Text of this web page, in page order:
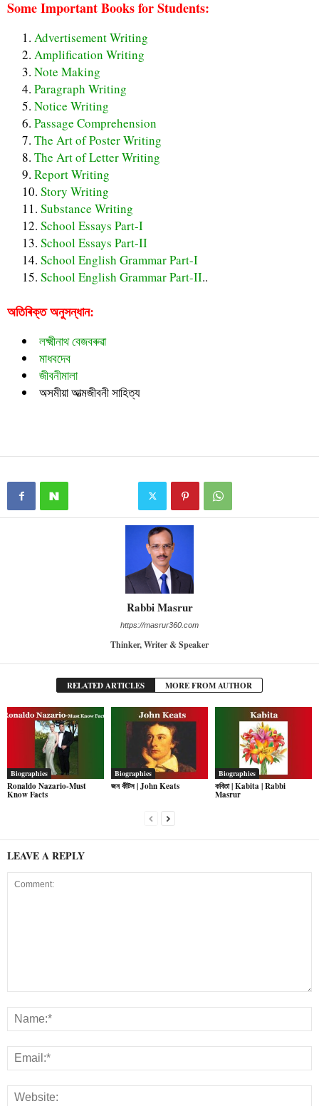
Some Important Books for Students:
Advertisement Writing
Amplification Writing
Note Making
Paragraph Writing
Notice Writing
Passage Comprehension
The Art of Poster Writing
The Art of Letter Writing
Report Writing
Story Writing
Substance Writing
School Essays Part-I
School Essays Part-II
School English Grammar Part-I
School English Grammar Part-II..
অতিৰিক্ত অনুসন্ধান:
লক্ষ্মীনাথ বেজবৰুৱা
মাধবদেব
জীবনীমালা
অসমীয়া আত্মজীবনী সাহিত্য
Rabbi Masrur
https://masrur360.com
Thinker, Writer & Speaker
RELATED ARTICLES MORE FROM AUTHOR
Biographies
Ronaldo Nazario-Must
Know Facts
Biographies
জন কীটস | John Keats
Biographies
কবিতা | Kabita | Rabbi
Masrur
LEAVE A REPLY